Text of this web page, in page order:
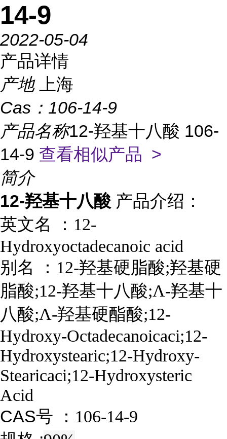
14-9
2022-05-04
产品详情
产地
上海
Cas： 106-14-9
产品名称12-羟基十八酸 106-
14-9 查看相似产品 >
简介
12-羟基十八酸 产品介绍：
英文名 ： 12-
Hydroxyoctadecanoic acid
别名 ： 12-羟基硬脂酸;羟基硬
脂酸;12-羟基十八酸;Λ-羟基十
八酸;Λ-羟基硬酯酸;12-
Hydroxy-Octadecanoicaci;12-
Hydroxystearic;12-Hydroxy-
Stearicaci;12-Hydroxysteric
Acid
CAS号 ： 106-14-9